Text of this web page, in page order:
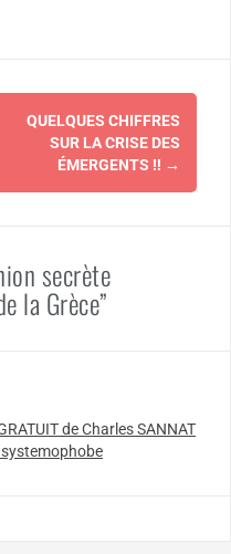
QUELQUES CHIFFRES
SUR LA CRISE DES
ÉMERGENTS !! →
secrète
la Grèce”
de Charles SANNAT